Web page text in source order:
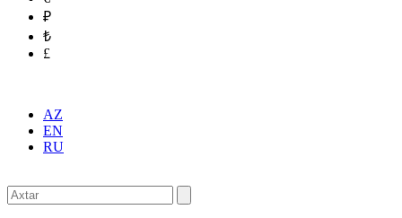
₽
₺
£
AZ
EN
RU